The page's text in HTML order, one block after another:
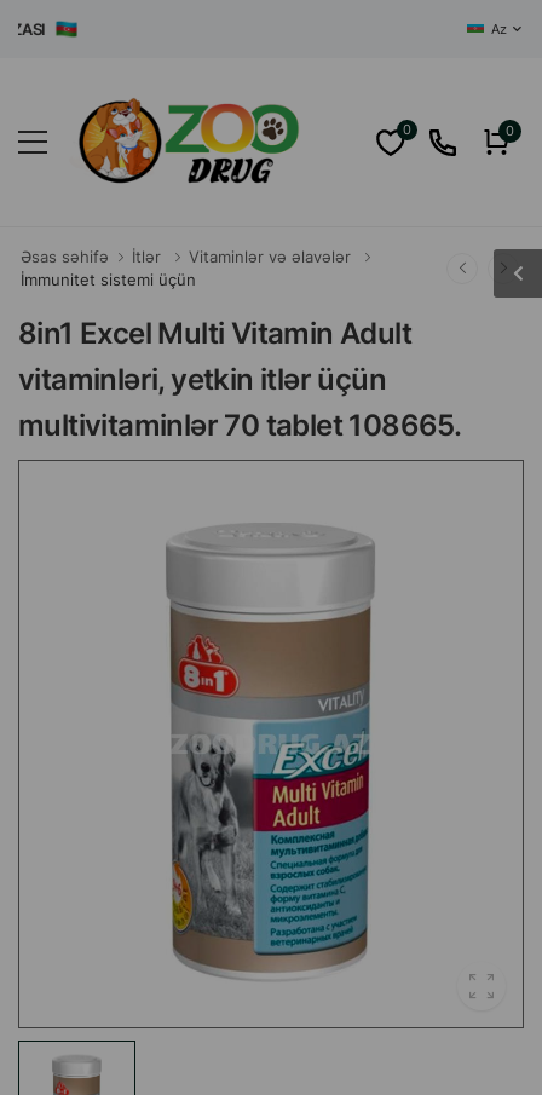
Az
0 0
Əsas səhifə İtlər
Vitaminlər və əlavələr
İmmunitet sistemi üçün
8in1 Excel Multi Vitamin Adult
vitaminləri, yetkin itlər üçün
multivitaminlər 70 tablet 108665.